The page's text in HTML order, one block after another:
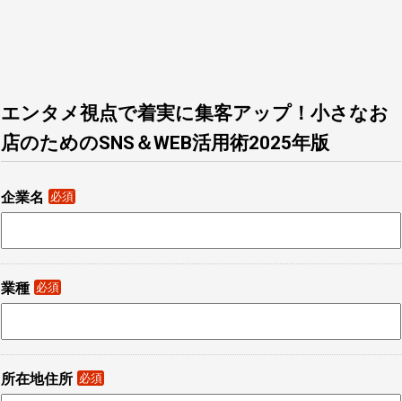
エンタメ視点で着実に集客アップ！小さなお
店のためのSNS＆WEB活用術2025年版
企業名 必須
業種 必須
所在地住所 必須